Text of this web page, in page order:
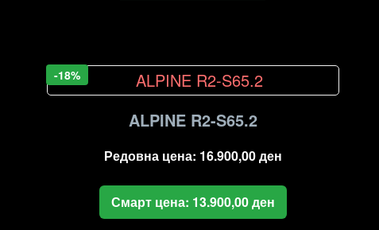
-18%
ALPINE R2-S65.2
Редовна цена: 16.900,00ден
Смарт цена: 13.900,00ден